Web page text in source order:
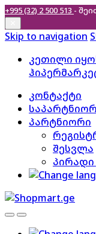
+995 (32) 2 500 513 -
Skip to navigation
კეთილი
კონტაქტი
პარტნიორი
შესვლა
პირადი